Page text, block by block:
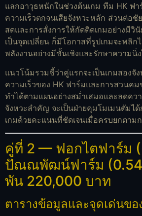
แลกอาวุธหนักในช่วงต้นเกม ทีม HK ฟา
ความเร็วตกจนเสียจังหวะหลัก ส่วนต่อ
สดและการสั่งการให้กัดติดเกมอย่างมีวิ
เป็นจุดเปลี่ยน ก็มีโอกาสที่รูปเกมจะพลิก
พลังงานอย่างมีชั้นเชิงและรักษาความนิ่
แนวโน้มรวมชี้ว่าคู่แรกจะเป็นเกมสองจั
ความเร็วของ HK ฟาร์มและการสวนค
ทำได้ตามแผนอย่างสม่ำเสมอและลดคว
จังหวะสำคัญ จะเป็นฝ่ายคุมโมเมนตัมไ
เกมด้วยคะแนนที่ชัดเจนเมื่อครบยกตาม
คู่ที่ 2 — ฟอกไตฟาร์ม
ปัณณพัฒน์ฟาร์ม
พัน 220,000 บาท
ตารางข้อมูลและจุดเด่นขอ